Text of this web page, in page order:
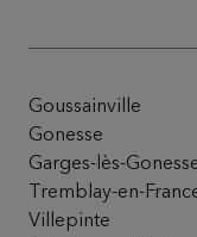
6 Du
CC
Goussainville
Gonesse
Garges-lès-
Tremblay-en-
Villepinte